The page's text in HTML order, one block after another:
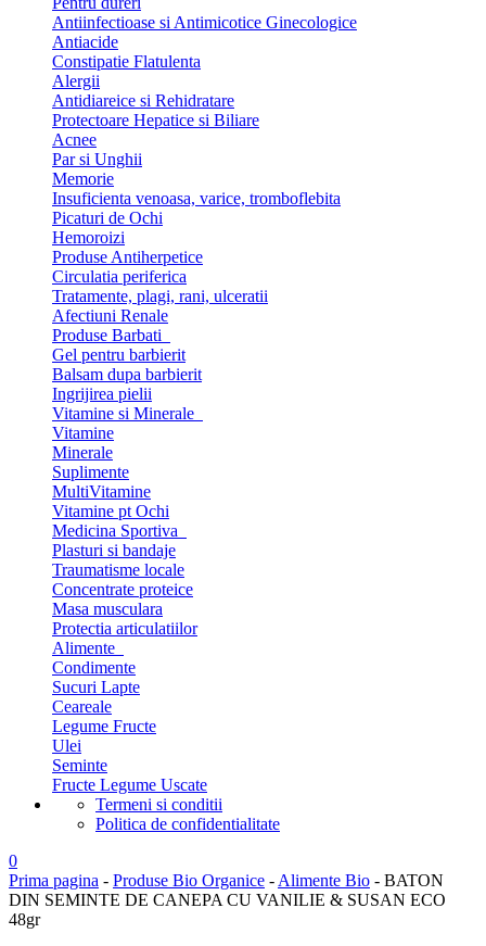
Antiinfectioase si Antimicotice Ginecologice
Antiacide
Constipatie Flatulenta
Alergii
Antidiareice si Rehidratare
Protectoare Hepatice si Biliare
Acnee
Par si Unghii
Memorie
Insuficienta venoasa, varice, tromboflebita
Picaturi de Ochi
Hemoroizi
Produse Antiherpetice
Circulatia periferica
Tratamente, plagi, rani, ulceratii
Afectiuni Renale
Produse Barbati
Gel pentru barbierit
Balsam dupa barbierit
Ingrijirea pielii
Vitamine si Minerale
Vitamine
Minerale
Suplimente
MultiVitamine
Vitamine pt Ochi
Medicina Sportiva
Plasturi si bandaje
Traumatisme locale
Concentrate proteice
Masa musculara
Protectia articulatiilor
Alimente
Condimente
Sucuri Lapte
Ceareale
Legume Fructe
Ulei
Seminte
Fructe Legume Uscate
Termeni si conditii
Politica de confidentialitate
0
Prima pagina - Produse Bio Organice - Alimente Bio - BATON
DIN SEMINTE DE CANEPA CU VANILIE & SUSAN ECO
48gr